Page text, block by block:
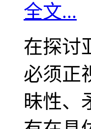
全文...
在探讨
必须正
昧性、